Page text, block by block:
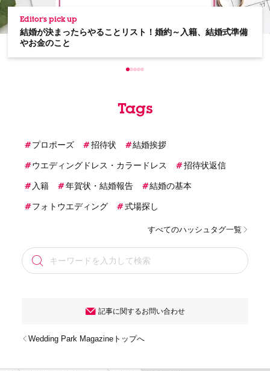
Editor's pick up
結婚が決まったらやることリスト！婚約～入籍、結婚式準備
やお金のこと
Tags
プロポーズ 招待状 結婚挨拶
ウエディングドレス・カラードレス 招待状返信
入籍 年賀状・結婚報告 結婚の基本
フォトウエディング 式場探し
すべてのハッシュタグ一覧
記事に関するお問い合わせ
Wedding Park Magazineトップへ